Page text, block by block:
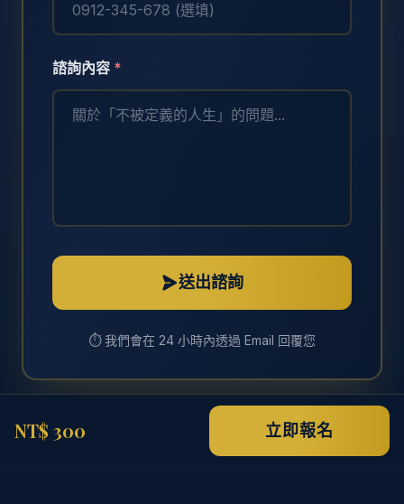
諮詢內容 *
送出諮詢
⏱️ 我們會在 24 小時內透過 Email 回覆您
NT$ 300 立即報名